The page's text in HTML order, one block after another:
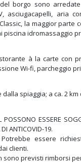
borgo sono
asciugacapelli, aria
la maggior
piscina idromassaggio
à la carte con
Wi-fi, parcheggio
dalla spiaggia; a ca. 2
POSSONO ESSERE
ANTICOVID-19.
essere
clienti.
sono previsti rimborsi